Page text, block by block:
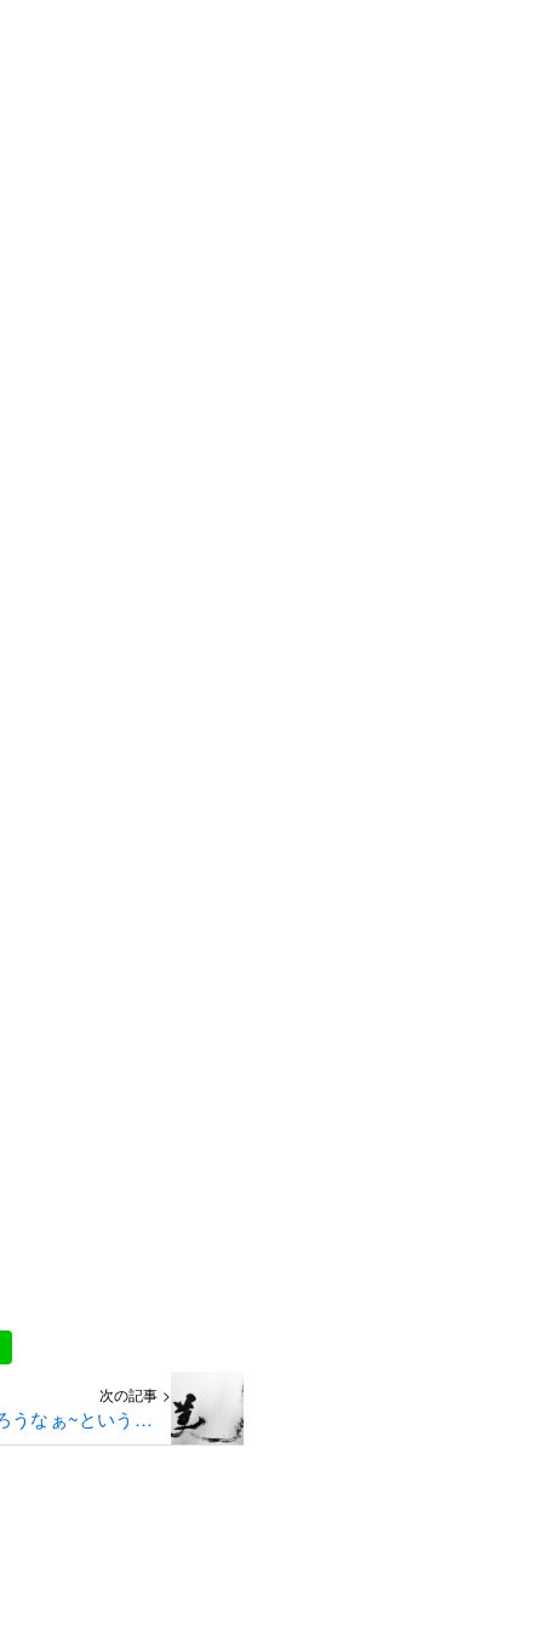
次の記事 >
うなぁ~という感覚
を大切に・・・。